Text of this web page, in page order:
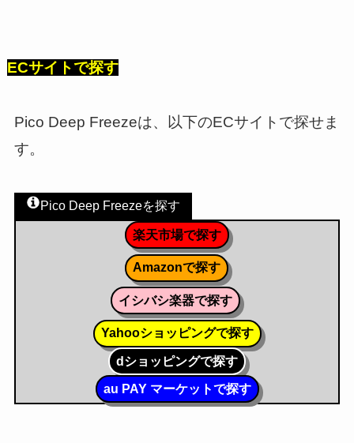
ECサイトで探す
Pico Deep Freezeは、以下のECサイトで探せま
す。
Pico Deep Freezeを探す
楽天市場で探す
Amazonで探す
イシバシ楽器で探す
Yahooショッピングで探す
dショッピングで探す
au PAY マーケットで探す